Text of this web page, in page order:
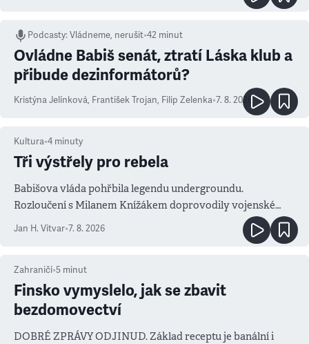
Podcasty:Vládneme, nerušit•42 minut
Ovládne Babiš senát, ztratí Láska klub a
přibude dezinformátorů?
Kristýna Jelínková, František Trojan, Filip Zelenka•7. 8. 2026
Kultura•4 minuty
Tři výstřely pro rebela
Babišova vláda pohřbila legendu undergroundu.
Rozloučení s Milanem Knížákem doprovodily vojenské
salvy i kritika pokrokářů
Jan H. Vitvar•7. 8. 2026
Zahraničí•5 minut
Finsko vymyslelo, jak se zbavit
bezdomovectví
DOBRÉ ZPRÁVY ODJINUD. Základ receptu je banální i